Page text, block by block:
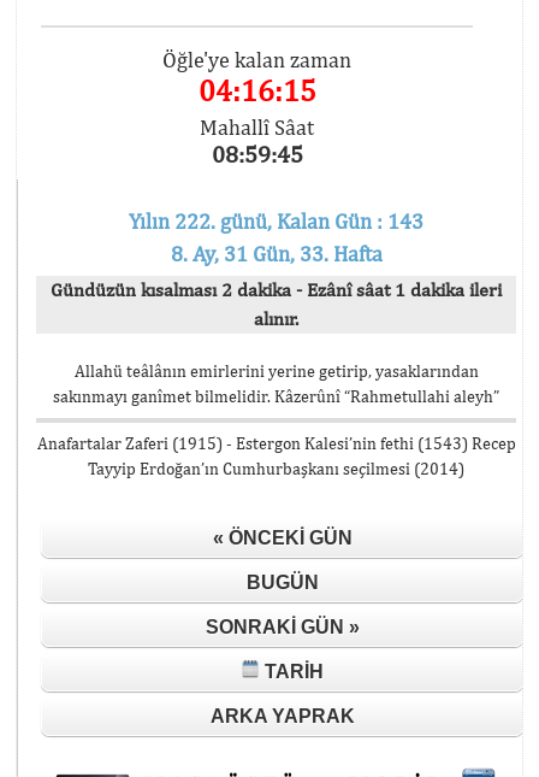
Öğle'ye kalan zaman
04:16:15
Mahallî Sâat
08:59:45
Yılın 222. günü, Kalan Gün : 143
8. Ay, 31 Gün, 33. Hafta
Gündüzün kısalması 2 dakika - Ezânî sâat 1 dakika ileri
alınır.
Allahü teâlânın emirlerini yerine getirip, yasaklarından
sakınmayı ganîmet bilmelidir. Kâzerûnî “Rahmetullahi aleyh”
Anafartalar Zaferi (1915) - Estergon Kalesi’nin fethi (1543) Recep
Tayyip Erdoğan’ın Cumhurbaşkanı seçilmesi (2014)
« ÖNCEKI GÜN
BUGÜN
SONRAKI GÜN »
TARIH
ARKA YAPRAK